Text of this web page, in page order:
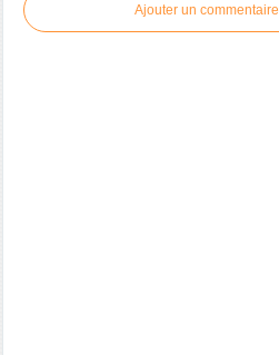
Ajouter un commentaire